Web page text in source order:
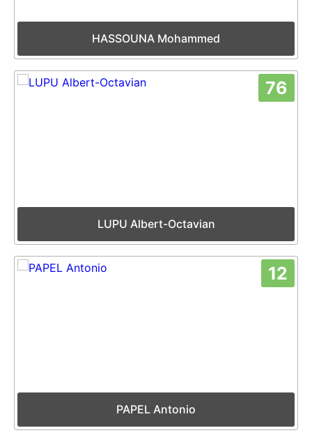
HASSOUNA Mohammed
76
LUPU Albert-Octavian
12
PAPEL Antonio